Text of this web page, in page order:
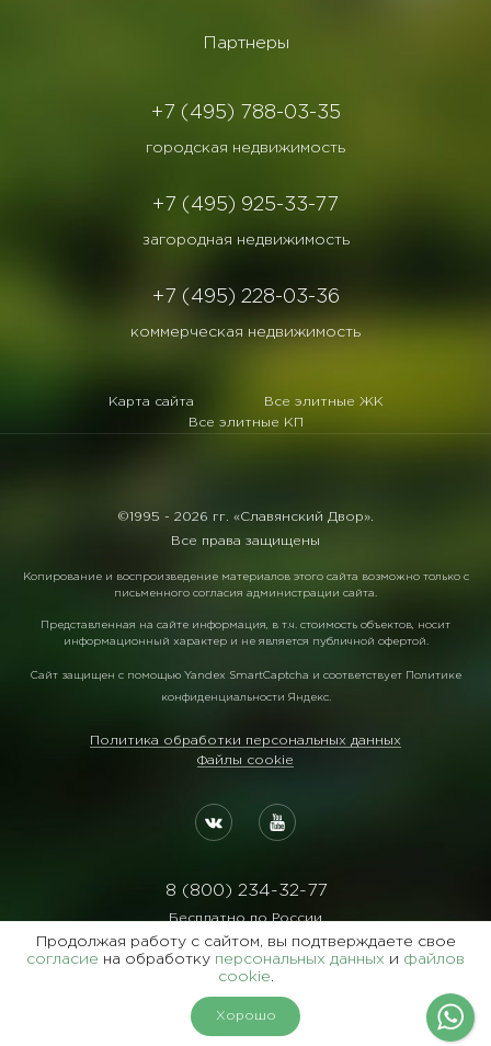
Партнеры
+7 (495) 788-03-35
городская недвижимость
+7 (495) 925-33-77
загородная недвижимость
+7 (495) 228-03-36
коммерческая недвижимость
Карта сайта
Все элитные ЖК
Все элитные КП
©1995 - 2026 гг. «Славянский Двор».
Все права защищены
Копирование и воспроизведение материалов этого сайта возможно только с
письменного согласия администрации сайта.
Представленная на сайте информация, в т.ч. стоимость объектов, носит
информационный характер и не является публичной офертой.
Сайт защищен с помощью Yandex SmartCaptcha и соответствует Политике
конфиденциальности Яндекс.
Политика обработки персональных данных
Файлы cookie
8 (800) 234-32-77
Бесплатно по России
Реквизиты:
ООО Агентство "Славянский Двор"
Продолжая работу с сайтом, вы подтверждаете свое
согласие на обработку персональных данных и файлов
cookie.
Хорошо